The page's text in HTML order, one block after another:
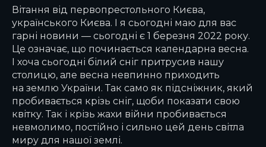
Вітання від первопрестольного Києва,
українського Києва. І я сьогодні маю для вас
гарні новини — сьогодні є 1 березня 2022 року.
Це означає, що починається календарна весна.
І хоча сьогодні білий сніг притрусив нашу
столицю, але весна невпинно приходить
на землю України. Так само як підсніжник, який
пробивається крізь сніг, щоби показати свою
квітку. Так і крізь жахи війни пробивається
невмолимо, постійно і сильно цей день світла
миру для нашої землі.